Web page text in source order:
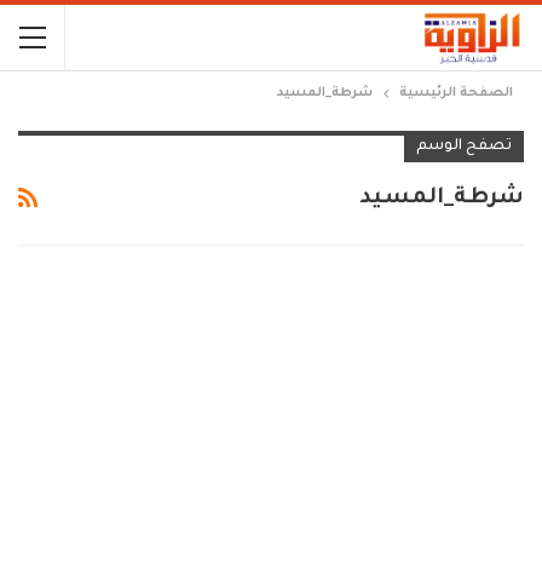
الصفحة الرئيسية شرطة_المسيد
تصفح الوسم
شرطة_المسيد